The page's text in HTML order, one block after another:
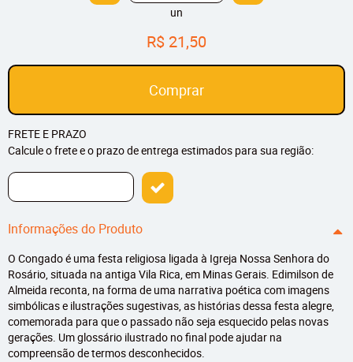
un
R$ 21,50
Comprar
FRETE E PRAZO
Calcule o frete e o prazo de entrega estimados para sua região:
Informações do Produto
O Congado é uma festa religiosa ligada à Igreja Nossa Senhora do
Rosário, situada na antiga Vila Rica, em Minas Gerais. Edimilson de
Almeida reconta, na forma de uma narrativa poética com imagens
simbólicas e ilustrações sugestivas, as histórias dessa festa alegre,
comemorada para que o passado não seja esquecido pelas novas
gerações. Um glossário ilustrado no final pode ajudar na
compreensão de termos desconhecidos.